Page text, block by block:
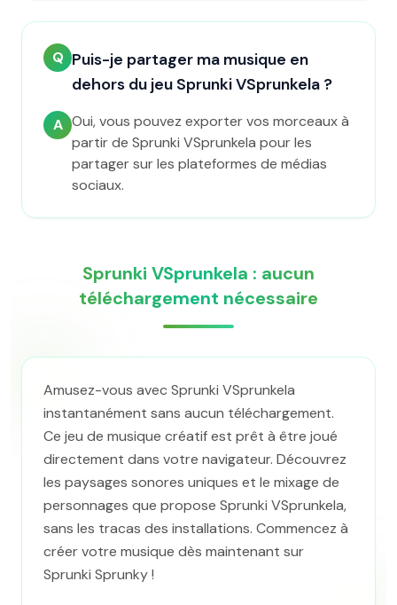
Q Puis-je partager ma musique en
dehors du jeu Sprunki VSprunkela ?
A Oui, vous pouvez exporter vos morceaux à
partir de Sprunki VSprunkela pour les
partager sur les plateformes de médias
sociaux.
Sprunki VSprunkela : aucun
téléchargement nécessaire
Amusez-vous avec Sprunki VSprunkela
instantanément sans aucun téléchargement.
Ce jeu de musique créatif est prêt à être joué
directement dans votre navigateur. Découvrez
les paysages sonores uniques et le mixage de
personnages que propose Sprunki VSprunkela,
sans les tracas des installations. Commencez à
créer votre musique dès maintenant sur
Sprunki Sprunky !